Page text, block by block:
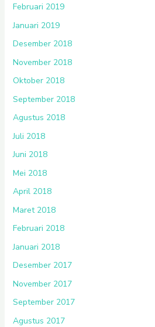
Februari 2019
Januari 2019
Desember 2018
November 2018
Oktober 2018
September 2018
Agustus 2018
Juli 2018
Juni 2018
Mei 2018
April 2018
Maret 2018
Februari 2018
Januari 2018
Desember 2017
November 2017
September 2017
Agustus 2017